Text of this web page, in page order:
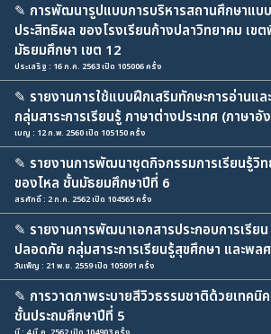
✎ การพัฒนารูปแบบการบริหารสถานศึกษาแ
ประสิทธิผล ของโรงเรียนก้างปลาวิทยาคม เข
มัธยมศึกษา เขต 12
ประเสริฐ : 16 ก.ค. 2563 เปิด 105006 ครั้ง
✎ รายงานการใช้แบบฝึกเสริมทักษะการอ่านแ
กลุ่มสาระการเรียนรู้ ภาษาต่างประเทศ (ภาษาอัง
เบญ : 12 ก.พ. 2560 เปิด 105150 ครั้ง
✎ รายงานการพัฒนาชุดกิจกรรมการเรียนรู้วิท
ของไหล ชั้นมัธยมศึกษาปีที่ 6
สรศักดิ์ : 2 ก.ค. 2562 เปิด 104565 ครั้ง
✎ รายงานการพัฒนาเอกสารประกอบการเรีย
ปลอดภัย กลุ่มสาระการเรียนรู้สุขศึกษา และพลศ
วันเพ็ญ : 21 พ.ย. 2559 เปิด 105091 ครั้ง
✎ การวาดภาพระบายสีวิวธรรมชาติด้วยเทคนิ
ชั้นประถมศึกษาปีที่ 5